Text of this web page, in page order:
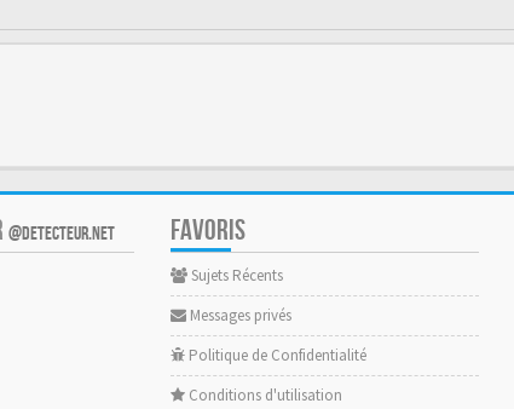
@DETECTEUR.NET FAVORIS
Sujets Récents
Messages privés
Politique de Confidentialité
Conditions d'utilisation